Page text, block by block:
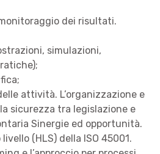
dei risultati.
simulazioni,
attività. L’organizzazione e
sicurezza tra legislazione e
Sinergie ed opportunità.
(HLS) della ISO 45001.